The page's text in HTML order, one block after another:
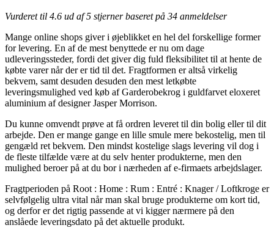
Vurderet til 4.6 ud af 5 stjerner baseret på 34 anmeldelser
Mange online shops giver i øjeblikket en hel del forskellige former
for levering. En af de mest benyttede er nu om dage
udleveringssteder, fordi det giver dig fuld fleksibilitet til at hente de
købte varer når der er tid til det. Fragtformen er altså virkelig
bekvem, samt desuden desuden den mest letkøbte
leveringsmulighed ved køb af Garderobekrog i guldfarvet eloxeret
aluminium af designer Jasper Morrison.
Du kunne omvendt prøve at få ordren leveret til din bolig eller til dit
arbejde. Den er mange gange en lille smule mere bekostelig, men til
gengæld ret bekvem. Den mindst kostelige slags levering vil dog i
de fleste tilfælde være at du selv henter produkterne, men den
mulighed beroer på at du bor i nærheden af e-firmaets arbejdslager.
Fragtperioden på Root : Home : Rum : Entré : Knager / Loftkroge er
selvfølgelig ultra vital når man skal bruge produkterne om kort tid,
og derfor er det rigtig passende at vi kigger nærmere på den
anslåede leveringsdato på det aktuelle produkt.